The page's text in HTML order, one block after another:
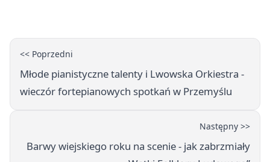
<< Poprzedni
Młode pianistyczne talenty i Lwowska Orkiestra -
wieczór fortepianowych spotkań w Przemyślu
Następny >>
Barwy wiejskiego roku na scenie - jak zabrzmiały